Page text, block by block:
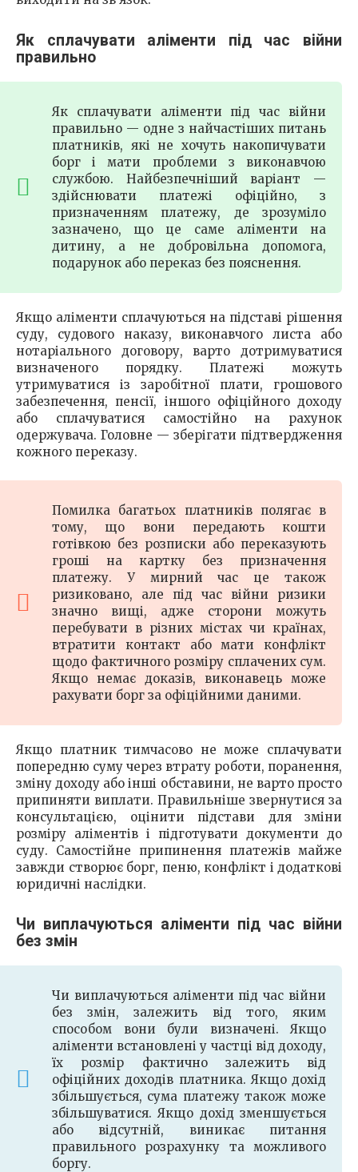
Як сплачувати аліменти під час війни
правильно
Як сплачувати аліменти під час війни
правильно — одне з найчастіших питань
платників, які не хочуть накопичувати
борг і мати проблеми з виконавчою
службою. Найбезпечніший варіант —
здійснювати платежі офіційно, з
призначенням платежу, де зрозуміло
зазначено, що це саме аліменти на
дитину, а не добровільна допомога,
подарунок або переказ без пояснення.
Якщо аліменти сплачуються на підставі рішення
суду, судового наказу, виконавчого листа або
нотаріального договору, варто дотримуватися
визначеного порядку. Платежі можуть
утримуватися із заробітної плати, грошового
забезпечення, пенсії, іншого офіційного доходу
або сплачуватися самостійно на рахунок
одержувача. Головне — зберігати підтвердження
кожного переказу.
Помилка багатьох платників полягає в
тому, що вони передають кошти
готівкою без розписки або переказують
гроші на картку без призначення
платежу. У мирний час це також
ризиковано, але під час війни ризики
значно вищі, адже сторони можуть
перебувати в різних містах чи країнах,
втратити контакт або мати конфлікт
щодо фактичного розміру сплачених сум.
Якщо немає доказів, виконавець може
рахувати борг за офіційними даними.
Якщо платник тимчасово не може сплачувати
попередню суму через втрату роботи, поранення,
зміну доходу або інші обставини, не варто просто
припиняти виплати. Правильніше звернутися за
консультацією, оцінити підстави для зміни
розміру аліментів і підготувати документи до
суду. Самостійне припинення платежів майже
завжди створює борг, пеню, конфлікт і додаткові
юридичні наслідки.
Чи виплачуються аліменти під час війни
без змін
Чи виплачуються аліменти під час війни
без змін, залежить від того, яким
способом вони були визначені. Якщо
аліменти встановлені у частці від доходу,
їх розмір фактично залежить від
офіційних доходів платника. Якщо дохід
збільшується, сума платежу також може
збільшуватися. Якщо дохід зменшується
або відсутній, виникає питання
правильного розрахунку та можливого
боргу.